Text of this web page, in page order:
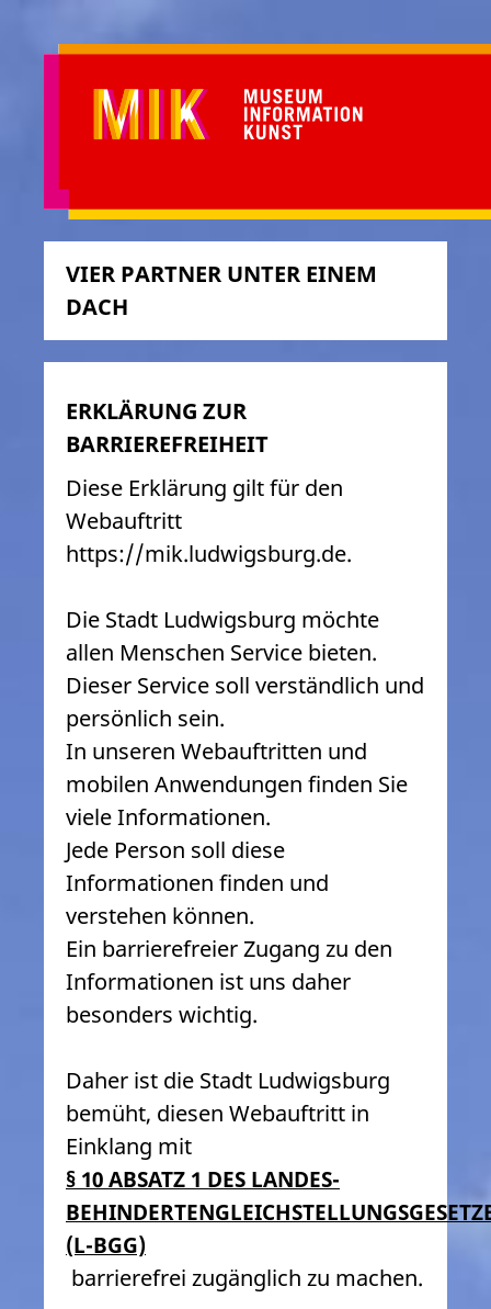
VIER PARTNER UNTER EINEM
DACH
ERKLÄRUNG ZUR
BARRIEREFREIHEIT
Diese Erklärung gilt für den
Webauftritt
https://mik.ludwigsburg.de.
Die Stadt Ludwigsburg möchte
allen Menschen Service bieten.
Dieser Service soll verständlich und
persönlich sein.
In unseren Webauftritten und
mobilen Anwendungen finden Sie
viele Informationen.
Jede Person soll diese
Informationen finden und
verstehen können.
Ein barrierefreier Zugang zu den
Informationen ist uns daher
besonders wichtig.
Daher ist die Stadt Ludwigsburg
bemüht, diesen Webauftritt in
Einklang mit
§ 10 ABSATZ 1 DES LANDES-
(L-BGG)
barrierefrei zugänglich zu machen.